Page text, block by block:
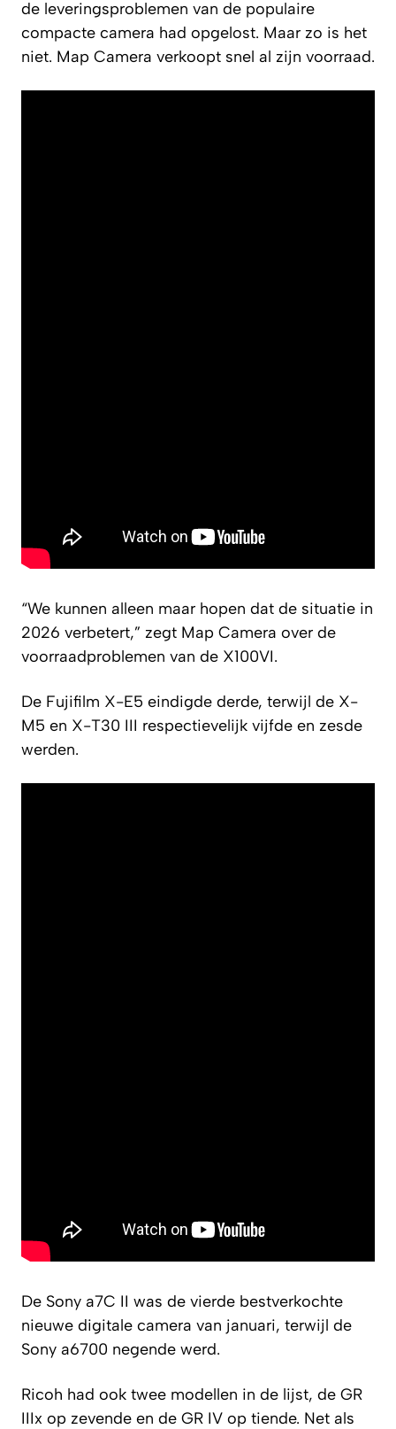
de leveringsproblemen van de populaire
compacte camera had opgelost. Maar zo is het
niet. Map Camera verkoopt snel al zijn voorraad.
“We kunnen alleen maar hopen dat de situatie in
2026 verbetert,” zegt Map Camera over de
voorraadproblemen van de X100VI.
De Fujifilm X-E5 eindigde derde, terwijl de X-
M5 en X-T30 III respectievelijk vijfde en zesde
werden.
De Sony a7C II was de vierde bestverkochte
nieuwe digitale camera van januari, terwijl de
Sony a6700 negende werd.
Ricoh had ook twee modellen in de lijst, de GR
IIIx op zevende en de GR IV op tiende. Net als